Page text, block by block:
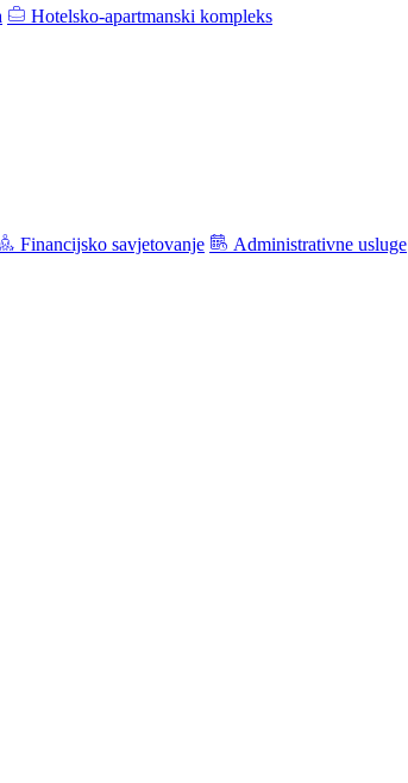
Hotelsko-apartmanski kompleks
Financijsko savjetovanje Administrativne usluge